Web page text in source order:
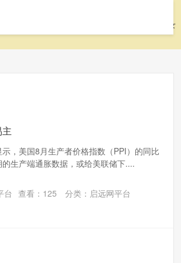
配资中国登录
，美国8月生产者价格指数（PPI）的同比
生产端通胀数据，或给美联储下....
台 查看： 125 分类： 启远网平台